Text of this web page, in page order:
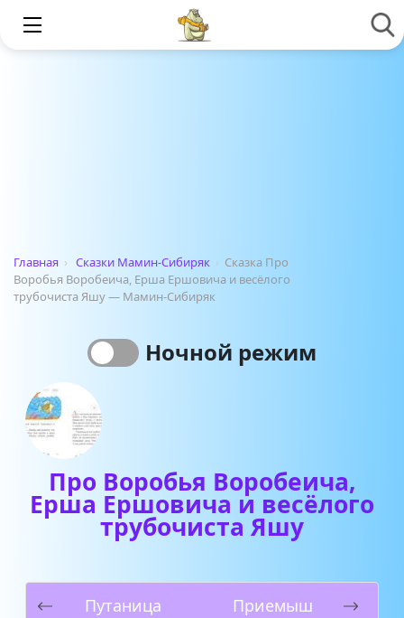
Главная › Сказки Мамин-Сибиряк › Сказка Про
Воробья Воробеича, Ерша Ершовича и весёлого
трубочиста Яшу — Мамин-Сибиряк
Ночной режим
Про Воробья Воробеича,
Ерша Ершовича и весёлого
трубочиста Яшу
Путаница Приемыш